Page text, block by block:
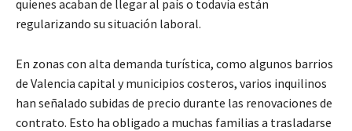
quienes acaban de llegar al país o todavía están
regularizando su situación laboral.
En zonas con alta demanda turística, como algunos barrios
de Valencia capital y municipios costeros, varios inquilinos
han señalado subidas de precio durante las renovaciones de
contrato. Esto ha obligado a muchas familias a trasladarse